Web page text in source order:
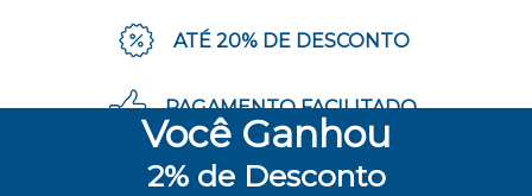
ATÉ 20% DE DESCONTO
PAGAMENTO FACILITADO
ENVIO RÁPIDO
Você Ganhou
2%de Desconto